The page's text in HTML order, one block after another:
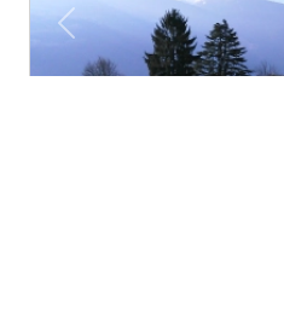
Previous